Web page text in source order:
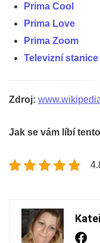
Prima Cool
Prima Love
Prima Zoom
Televizní stanice
Zdroj:
Jak se vám líbí